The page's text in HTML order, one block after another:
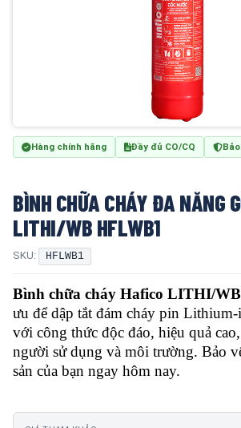
Hàng chính hãng Đầy đủ CO/CQ
BÌNH CHỮA CHÁY ĐA NĂNG
LITHI/WB HFLWB1
SKU: HFLWB1
Bình chữa cháy Hafico LITHI/WB
ưu để dập tắt đám cháy pin Lithium-
với công thức độc đáo, hiệu quả
người sử dụng và môi trường. Bảo
sản của bạn ngay hôm nay.